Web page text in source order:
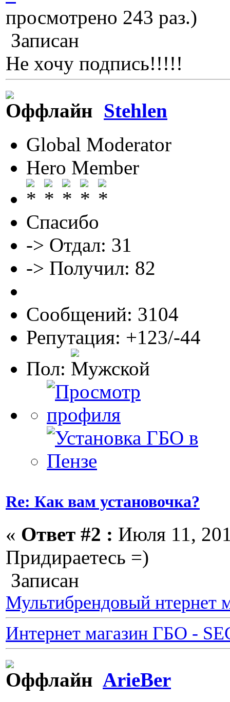
просмотрено 243 раз.)
Записан
Не хочу подпись!!!!!
Stehlen
Global Moderator
Hero Member
Спасибо
-> Отдал: 31
-> Получил: 82
Сообщений: 3104
Репутация: +123/-44
Пол:
Re: Как вам установочка?
« Ответ #2 : Июля 11,
Придираетесь =)
Записан
Мультибрендовый нтернет
Интернет магазин ГБО -
ArieBer